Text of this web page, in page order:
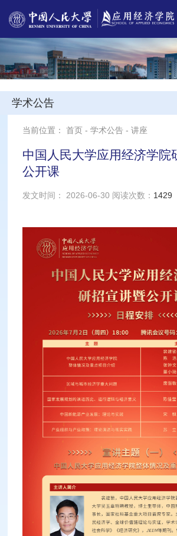
学术公告
当前位置：首页 -学术公告 -讲座
中国人民大学应用经济学院
公开课
发文时间： 2026-06-30 阅读次数： 1429